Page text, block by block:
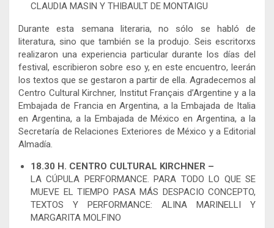
CLAUDIA MASIN Y THIBAULT DE MONTAIGU
Durante esta semana literaria, no sólo se habló de
literatura, sino que también se la produjo. Seis escritorxs
realizaron una experiencia particular durante los días del
festival, escribieron sobre eso y, en este encuentro, leerán
los textos que se gestaron a partir de ella. Agradecemos al
Centro Cultural Kirchner, Institut Français d’Argentine y a la
Embajada de Francia en Argentina, a la Embajada de Italia
en Argentina, a la Embajada de México en Argentina, a la
Secretaría de Relaciones Exteriores de México y a Editorial
Almadía.
18.30 H. CENTRO CULTURAL KIRCHNER –
LA CÚPULA PERFORMANCE. PARA TODO LO QUE SE
MUEVE EL TIEMPO PASA MÁS DESPACIO CONCEPTO,
TEXTOS Y PERFORMANCE: ALINA MARINELLI Y
MARGARITA MOLFINO